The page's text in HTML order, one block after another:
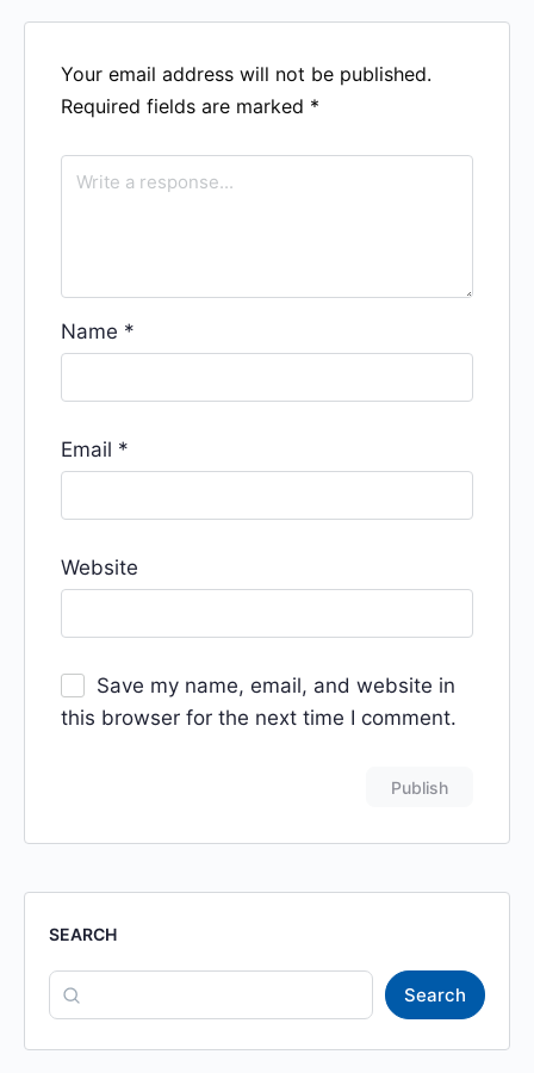
Your email address will not be published.
Required fields are marked *
Name *
Email *
Website
Save my name, email, and website in
this browser for the next time I comment.
SEARCH
Search